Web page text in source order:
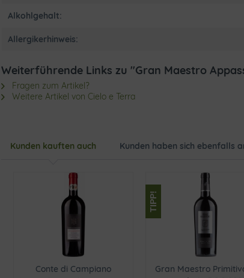
Alkohlgehalt:
Allergikerhinweis:
Weiterführende Links zu "Gran Maestro
Fragen zum Artikel?
Weitere Artikel von Cielo e Terra
Kunden kauften auch Kunden haben sich ebenfalls
Conte di Campiano
TIPP!
Gran Maestro